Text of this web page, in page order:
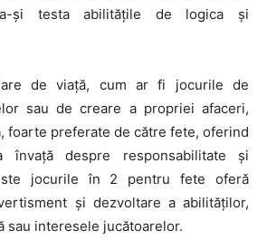
și testa abilitățile de logica și
de viață, cum ar fi jocurile de
sau de creare a propriei afaceri,
foarte preferate de către fete, oferind
învață despre responsabilitate și
jocurile în 2 pentru fete oferă
și dezvoltare a abilităților,
sau interesele jucătoarelor.